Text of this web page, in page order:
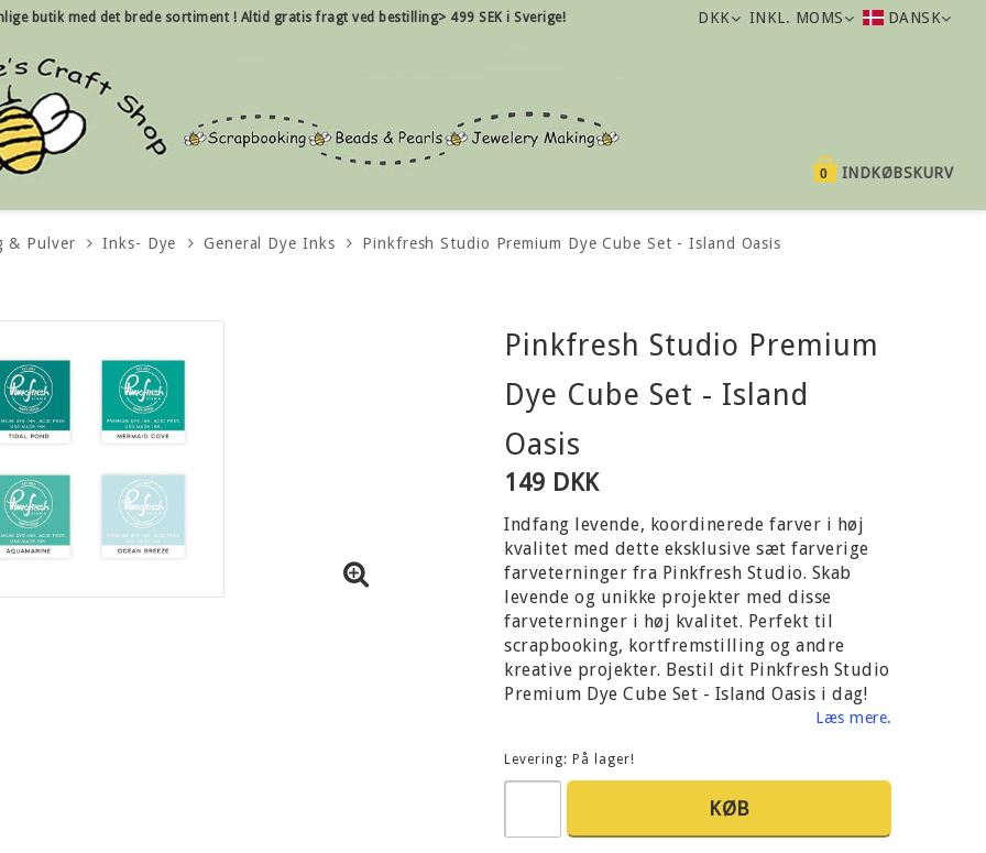
butik med det brede sortiment ! Altid gratis fragt ved bestilling> 499 SEK i Sverige! DKK INKL. MOMS DANSK
INDKØBSKURV
0
& Pulver Inks- Dye General Dye Inks Pinkfresh Studio Premium Dye Cube Set - Island Oasis
Pinkfresh Studio Premium
Dye Cube Set - Island
Oasis
149 DKK
Indfang levende, koordinerede farver i høj
kvalitet med dette eksklusive sæt farverige
farveterninger fra Pinkfresh Studio. Skab
levende og unikke projekter med disse
farveterninger i høj kvalitet. Perfekt til
scrapbooking, kortfremstilling og andre
kreative projekter. Bestil dit Pinkfresh Studio
Premium Dye Cube Set - Island Oasis i dag!
Læs mere.
Levering: På lager!
KØB